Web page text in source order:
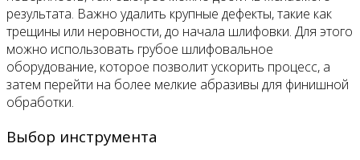
результата. Важно удалить крупные дефекты, такие как
трещины или неровности, до начала шлифовки. Для этого
можно использовать грубое шлифовальное
оборудование, которое позволит ускорить процесс, а
затем перейти на более мелкие абразивы для финишной
обработки.
Выбор инструмента